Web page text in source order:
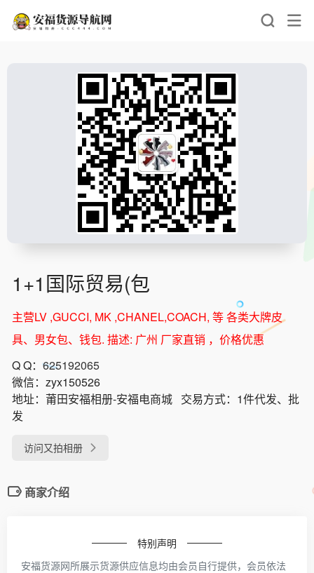
1+1国际贸易(包
主营LV ,GUCCI, MK ,CHANEL,COACH, 等 各类大牌皮
具、男女包、钱包. 描述: 广州 厂家直销 ，价格优惠
Q Q：625192065
微信： zyx150526
地址： 莆田安福相册-安福电商城 交易方式： 1件代发、批
发
访问又拍相册
商家介绍
特别声明
安福货源网所展示货源供应信息均由会员自行提供，会员依法